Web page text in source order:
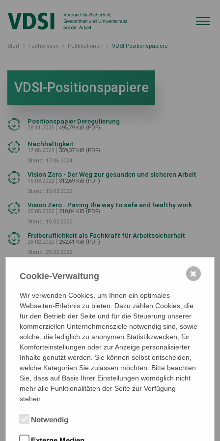
Start Fachwissen Publikationen VDSI-Positionspapiere
VDSI-Positionspapiere
Positionspapier Deregulierung
28.11.2025 495,79 KiB (PDF)
Nachhaltigkeit
17.06.2024
359,37 KiB (PDF)
Stand: 17.06.2024
Vision Zero - Der Weg zur gesunden und sicheren Arbeit
15.03.2022
312,69 KiB (PDF)
Stand: 15.03.2022
Vision Zero - Paving the way to safe and healthy work
20.05.2022
210,84 KiB (PDF)
Stand: 15.03.2022
Freiberuflichkeit als Fachkraft für Arbeitssicherheit
28.02.2022
252,41 KiB (PDF)
Stand: 25.02.2022
28.11.2018
773,50 KiB (PDF)
Stellungnahme von DGAUM und VDSI zu Grundlagen der Prävention
Zur Rolle der Sifa in der Arbeitswelt 4.0
Zur Rolle der Fachkraft für Arbeitssicherheit in der Arbeitswelt 4.0
Stand: 20.08.2018
Weiterentwicklung des Arbeitssicherheitsgesetzes und
der DGUV Vorschrift 2
28.11.2018
205,15 KiB (PDF)
Stand: 14.09.2017
Legal position of the occupational safety specialist in the
28.11.2018
Rechtliche Stellung der Fachkraft für Arbeitssicherheit
Cookie-Verwaltung
Wir verwenden Cookies, um Ihnen ein optimales
Webseiten-Erlebnis zu bieten. Dazu zählen Cookies, die
für den Betrieb der Seite und für die Steuerung unserer
kommerziellen Unternehmensziele notwendig sind, sowie
solche, die lediglich zu anonymen Statistikzwecken, für
Komforteinstellungen oder zur Anzeige personalisierter
Inhalte genutzt werden. Sie können selbst entscheiden,
welche Kategorien Sie zulassen möchten. Bitte beachten
Sie, dass auf Basis Ihrer Einstellungen womöglich nicht
mehr alle Funktionalitäten der Seite zur Verfügung
stehen.
Notwendig
✖